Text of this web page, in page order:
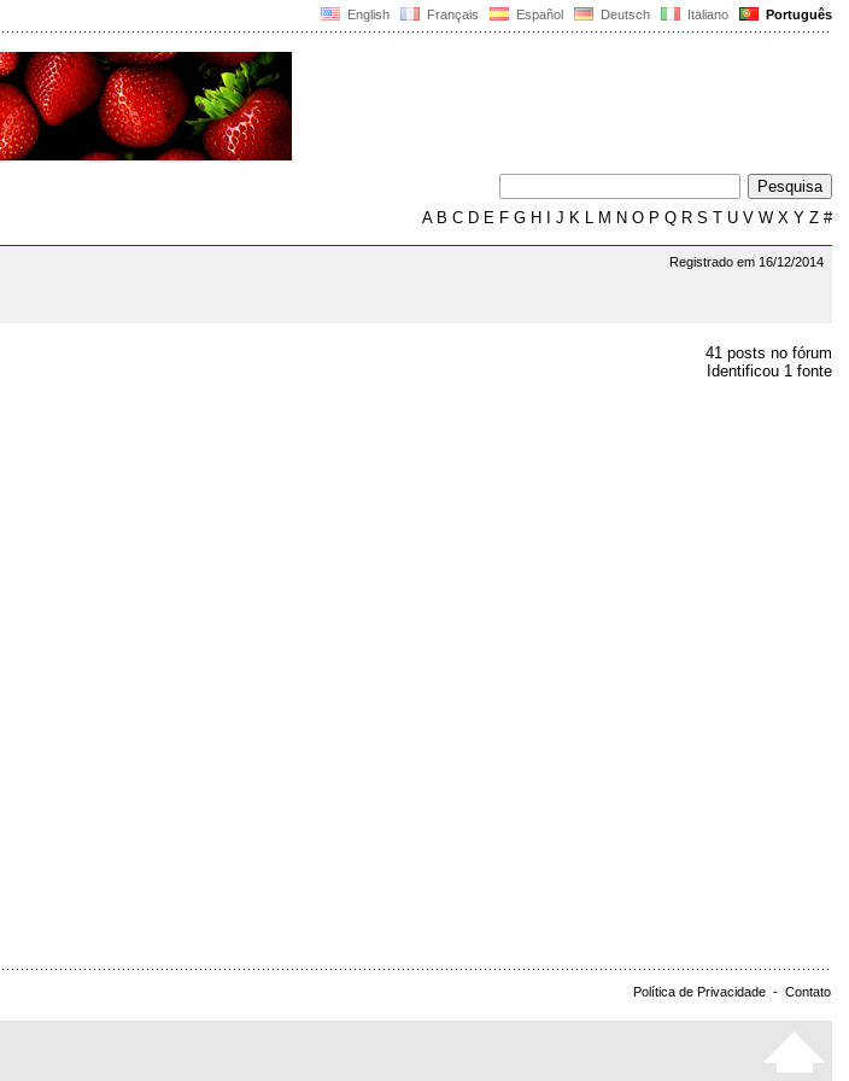
English Français Español Deutsch Italiano Português
AB C D E F G H J K L M N O P Q R S T U V W X Y Z #
Registrado em 16/12/2014
41 posts no fórum
Identificou 1 fonte
Política de Privacidade - Contato